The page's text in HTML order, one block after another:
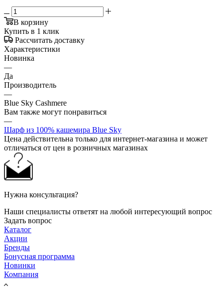
В корзину
Купить в 1 клик
Рассчитать доставку
Характеристики
Новинка
—
Да
Производитель
—
Blue Sky Cashmere
Вам также могут понравиться
—
Шарф из 100% кашемира Blue Sky
Цена действительна только для интернет-магазина и может
отличаться от цен в розничных магазинах
Нужна консультация?
Наши специалисты ответят на любой интересующий вопрос
Задать вопрос
Каталог
Акции
Бренды
Бонусная программа
Новинки
Компания